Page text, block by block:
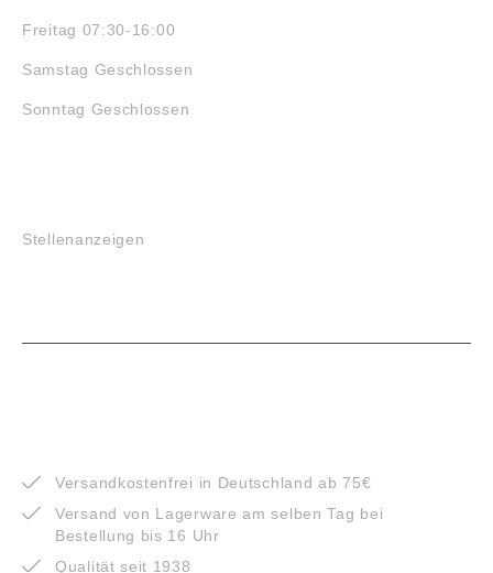
Freitag 07:30-16:00
Samstag Geschlossen
Sonntag Geschlossen
Stellenanzeigen
Versandkostenfrei in Deutschland ab 75€
Versand von Lagerware am selben Tag bei
Bestellung bis 16 Uhr
Qualität seit 1938